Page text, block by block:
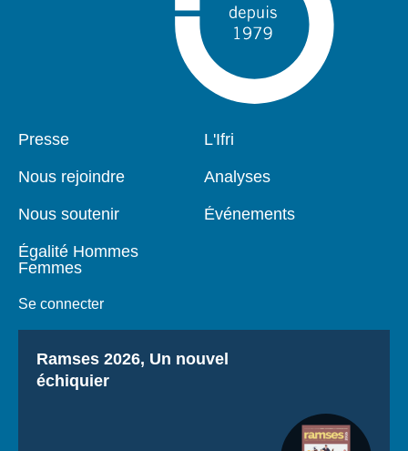
Pied
page
Presse
Nous rejoindre
Nous soutenir
Égalité Hommes
Femmes
Se connecter
Navigation
L'Ifri
Analyses
Événements
Titre
Ramses 2026, Un nouvel
échiquier